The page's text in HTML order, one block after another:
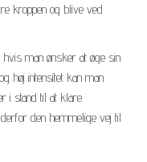
kroppen og blive ved
man ønsker at øge sin
høj intensitet kan man
i stand til at klare
den hemmelige vej til